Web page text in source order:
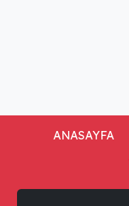
ANASAYFA